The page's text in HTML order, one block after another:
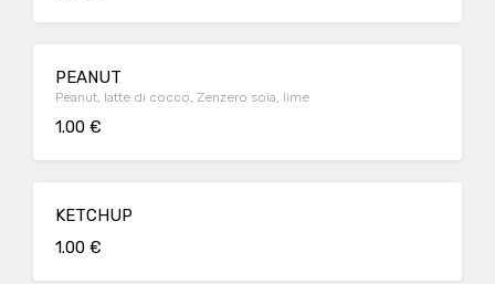
PEANUT
Peanut, latte di cocco, Zenzero soia, lime
1.00 €
KETCHUP
1.00 €